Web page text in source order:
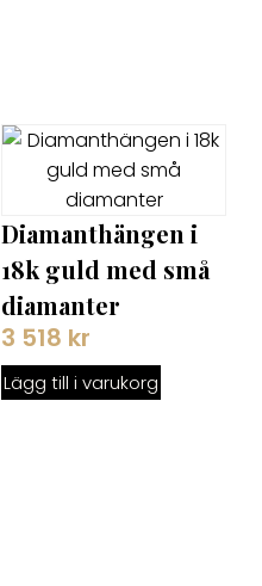
Diamanthängen i
18k guld med små
diamanter
3 518 kr
Lägg till i varukorg